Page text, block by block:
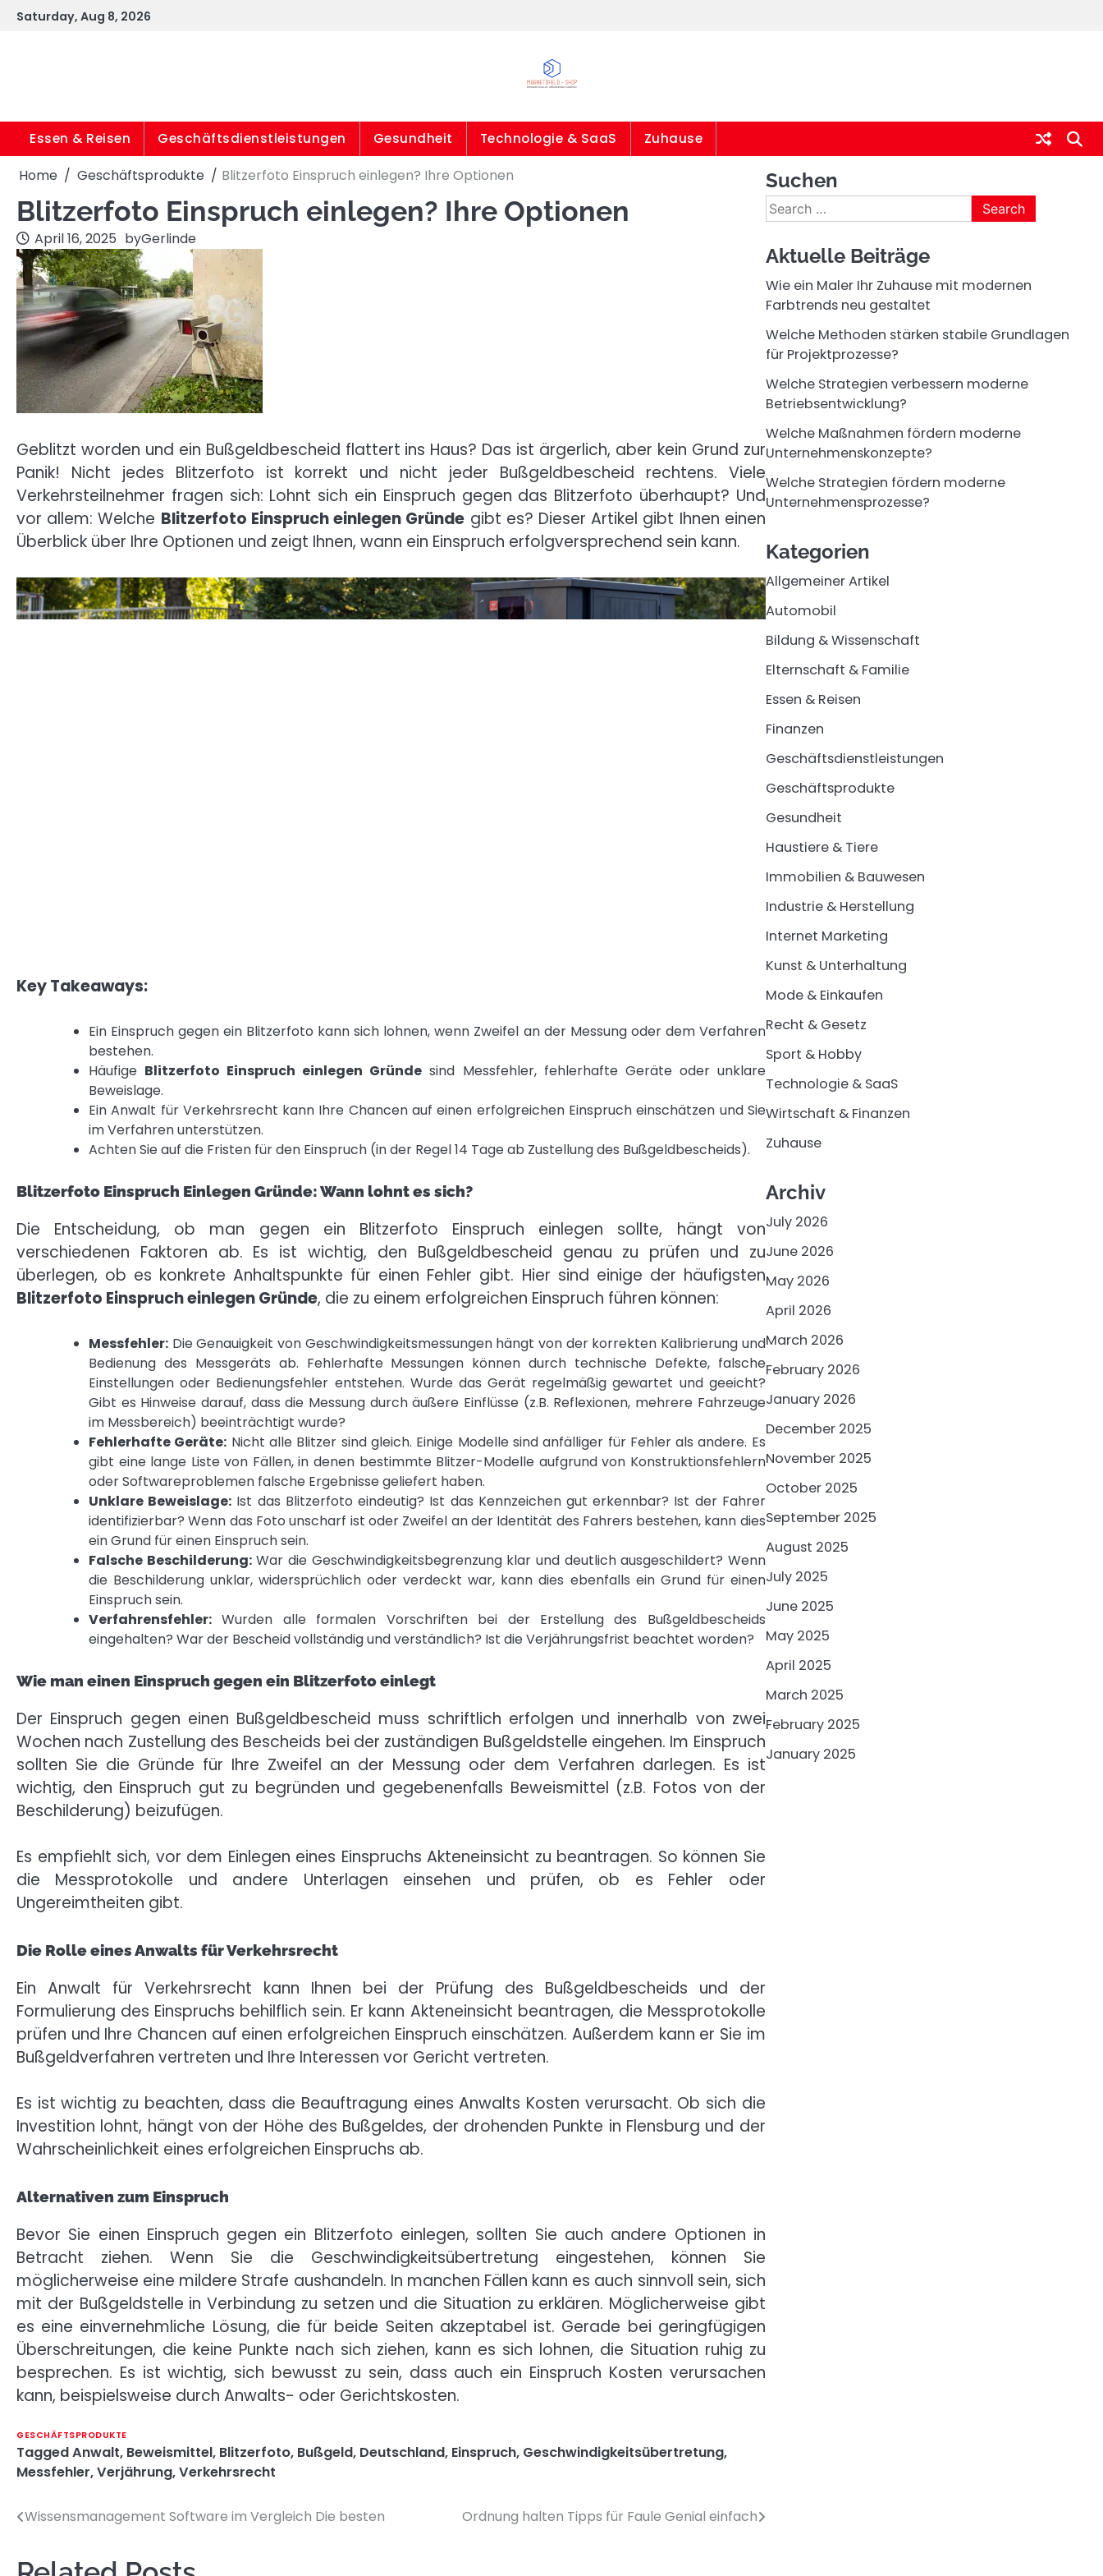
SkipSaturday, Aug 8, 2026
Essen & Reisen Geschäftsdienstleistungen Gesundheit Technologie & SaaS Zuhause
Home Geschäftsprodukte Blitzerfoto Einspruch einlegen? Ihre Optionen
Blitzerfoto Einspruch einlegen? Ihre Optionen
April 16, 2025 byGerlinde
Geblitzt worden und ein Bußgeldbescheid flattert ins Haus? Das ist ärgerlich, aber kein Grund zur
Panik! Nicht jedes Blitzerfoto ist korrekt und nicht jeder Bußgeldbescheid rechtens. Viele
Verkehrsteilnehmer fragen sich: Lohnt sich ein Einspruch gegen das Blitzerfoto überhaupt? Und
vor allem: Welche Blitzerfoto Einspruch einlegen Gründe gibt es? Dieser Artikel gibt Ihnen einen
Überblick über Ihre Optionen und zeigt Ihnen, wann ein Einspruch erfolgversprechend sein kann.
Key Takeaways:
Ein Einspruch gegen ein Blitzerfoto kann sich lohnen, wenn Zweifel an der Messung oder dem Verfahren
bestehen.
Häufige Blitzerfoto Einspruch einlegen Gründe sind Messfehler, fehlerhafte Geräte oder unklare
Beweislage.
Ein Anwalt für Verkehrsrecht kann Ihre Chancen auf einen erfolgreichen Einspruch einschätzen und Sie
im Verfahren unterstützen.
Achten Sie auf die Fristen für den Einspruch (in der Regel 14 Tage ab Zustellung des Bußgeldbescheids).
Blitzerfoto Einspruch Einlegen Gründe: Wann lohnt es sich?
Die Entscheidung, ob man gegen ein Blitzerfoto Einspruch einlegen sollte, hängt von
verschiedenen Faktoren ab. Es ist wichtig, den Bußgeldbescheid genau zu prüfen und zu
überlegen, ob es konkrete Anhaltspunkte für einen Fehler gibt. Hier sind einige der häufigsten
Blitzerfoto Einspruch einlegen Gründe, die zu einem erfolgreichen Einspruch führen können:
Messfehler: Die Genauigkeit von Geschwindigkeitsmessungen hängt von der korrekten Kalibrierung und
Bedienung des Messgeräts ab. Fehlerhafte Messungen können durch technische Defekte, falsche
Einstellungen oder Bedienungsfehler entstehen. Wurde das Gerät regelmäßig gewartet und geeicht?
Gibt es Hinweise darauf, dass die Messung durch äußere Einflüsse (z.B. Reflexionen, mehrere Fahrzeuge
im Messbereich) beeinträchtigt wurde?
Fehlerhafte Geräte: Nicht alle Blitzer sind gleich. Einige Modelle sind anfälliger für Fehler als andere. Es
gibt eine lange Liste von Fällen, in denen bestimmte Blitzer-Modelle aufgrund von Konstruktionsfehlern
oder Softwareproblemen falsche Ergebnisse geliefert haben.
Unklare Beweislage: Ist das Blitzerfoto eindeutig? Ist das Kennzeichen gut erkennbar? Ist der Fahrer
identifizierbar? Wenn das Foto unscharf ist oder Zweifel an der Identität des Fahrers bestehen, kann dies
ein Grund für einen Einspruch sein.
Falsche Beschilderung:War die Geschwindigkeitsbegrenzung klar und deutlich ausgeschildert? Wenn
die Beschilderung unklar, widersprüchlich oder verdeckt war, kann dies ebenfalls ein Grund für einen
Einspruch sein.
Verfahrensfehler: Wurden alle formalen Vorschriften bei der Erstellung des Bußgeldbescheids
eingehalten? War der Bescheid vollständig und verständlich? Ist die Verjährungsfrist beachtet worden?
Wie man einen Einspruch gegen ein Blitzerfoto einlegt
Der Einspruch gegen einen Bußgeldbescheid muss schriftlich erfolgen und innerhalb von zwei
Wochen nach Zustellung des Bescheids bei der zuständigen Bußgeldstelle eingehen. Im Einspruch
sollten Sie die Gründe für Ihre Zweifel an der Messung oder dem Verfahren darlegen. Es ist
wichtig, den Einspruch gut zu begründen und gegebenenfalls Beweismittel (z.B. Fotos von der
Beschilderung) beizufügen.
Es empfiehlt sich, vor dem Einlegen eines Einspruchs Akteneinsicht zu beantragen. So können Sie
die Messprotokolle und andere Unterlagen einsehen und prüfen, ob es Fehler oder
Ungereimtheiten gibt.
Die Rolle eines Anwalts für Verkehrsrecht
Ein Anwalt für Verkehrsrecht kann Ihnen bei der Prüfung des Bußgeldbescheids und der
Formulierung des Einspruchs behilflich sein. Er kann Akteneinsicht beantragen, die Messprotokolle
prüfen und Ihre Chancen auf einen erfolgreichen Einspruch einschätzen. Außerdem kann er Sie im
Bußgeldverfahren vertreten und Ihre Interessen vor Gericht vertreten.
Es ist wichtig zu beachten, dass die Beauftragung eines Anwalts Kosten verursacht. Ob sich die
Investition lohnt, hängt von der Höhe des Bußgeldes, der drohenden Punkte in Flensburg und der
Wahrscheinlichkeit eines erfolgreichen Einspruchs ab.
Alternativen zum Einspruch
Bevor Sie einen Einspruch gegen ein Blitzerfoto einlegen, sollten Sie auch andere Optionen in
Betracht ziehen. Wenn Sie die Geschwindigkeitsübertretung eingestehen, können Sie
möglicherweise eine mildere Strafe aushandeln. In manchen Fällen kann es auch sinnvoll sein, sich
mit der Bußgeldstelle in Verbindung zu setzen und die Situation zu erklären. Möglicherweise gibt
es eine einvernehmliche Lösung, die für beide Seiten akzeptabel ist. Gerade bei geringfügigen
Überschreitungen, die keine Punkte nach sich ziehen, kann es sich lohnen, die Situation ruhig zu
besprechen. Es ist wichtig, sich bewusst zu sein, dass auch ein Einspruch Kosten verursachen
kann, beispielsweise durch Anwalts- oder Gerichtskosten.
GESCHÄFTSPRODUKTE
TaggedAnwalt, Beweismittel, Blitzerfoto, Bußgeld, Deutschland, Einspruch, Geschwindigkeitsübertretung,
Messfehler,Verjährung,Verkehrsrecht
Post
Wissensmanagement Software im Vergleich Die besten Ordnung halten Tipps für Faule Genial einfach
Suchen
Search
for:
Aktuelle Beiträge
Wie ein Maler Ihr Zuhause mit modernen
Farbtrends neu gestaltet
Welche Methoden stärken stabile Grundlagen
für Projektprozesse?
Welche Strategien verbessern moderne
Betriebsentwicklung?
Welche Maßnahmen fördern moderne
Unternehmenskonzepte?
Welche Strategien fördern moderne
Unternehmensprozesse?
Kategorien
Allgemeiner Artikel
Automobil
Bildung & Wissenschaft
Elternschaft & Familie
Essen & Reisen
Finanzen
Geschäftsdienstleistungen
Geschäftsprodukte
Gesundheit
Haustiere & Tiere
Immobilien & Bauwesen
Industrie & Herstellung
Internet Marketing
Kunst & Unterhaltung
Mode & Einkaufen
Recht & Gesetz
Sport & Hobby
Technologie & SaaS
Wirtschaft & Finanzen
Zuhause
Archiv
July 2026
June 2026
May 2026
April 2026
March 2026
February 2026
January 2026
December 2025
November 2025
October 2025
September 2025
August 2025
July 2025
June 2025
May 2025
April 2025
March 2025
February 2025
January 2025